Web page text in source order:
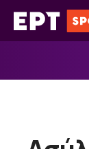
Μετάβαση
σε